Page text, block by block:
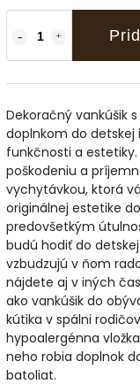
Dekoračný vankúšik
doplnkom do detskej
funkčnosti a
poškodeniu a
vychytávkou, ktorá
originálnej estetike
predovšetkým
budú hodiť do
vzbudzujú v ňom
nájdete aj v iných
ako vankúšik do
kútika v spálni
hypoalergénna
neho robia doplnok
batoliat.